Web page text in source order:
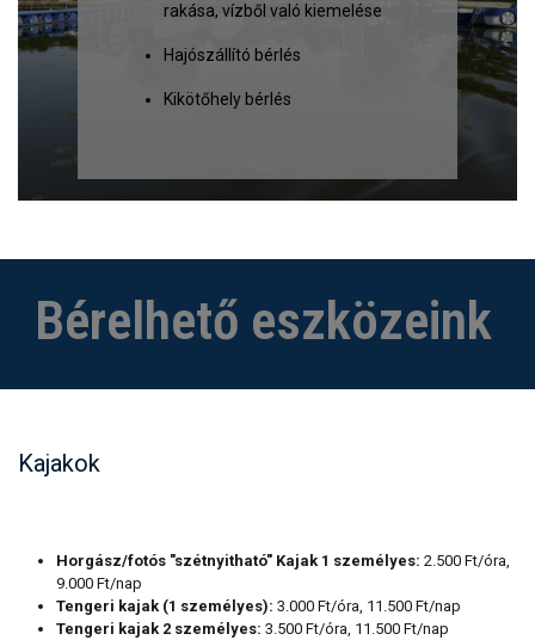
rakása, vízből való kiemelése
Hajószállító bérlés
Kikötőhely bérlés
Bérelhető eszközeink
Kajakok
Horgász/fotós "szétnyitható" Kajak 1 személyes: 2.500 Ft/óra,
9.000 Ft/nap
Tengeri kajak (1 személyes): 3.000 Ft/óra, 11.500 Ft/nap
Tengeri kajak 2 személyes: 3.500 Ft/óra, 11.500 Ft/nap